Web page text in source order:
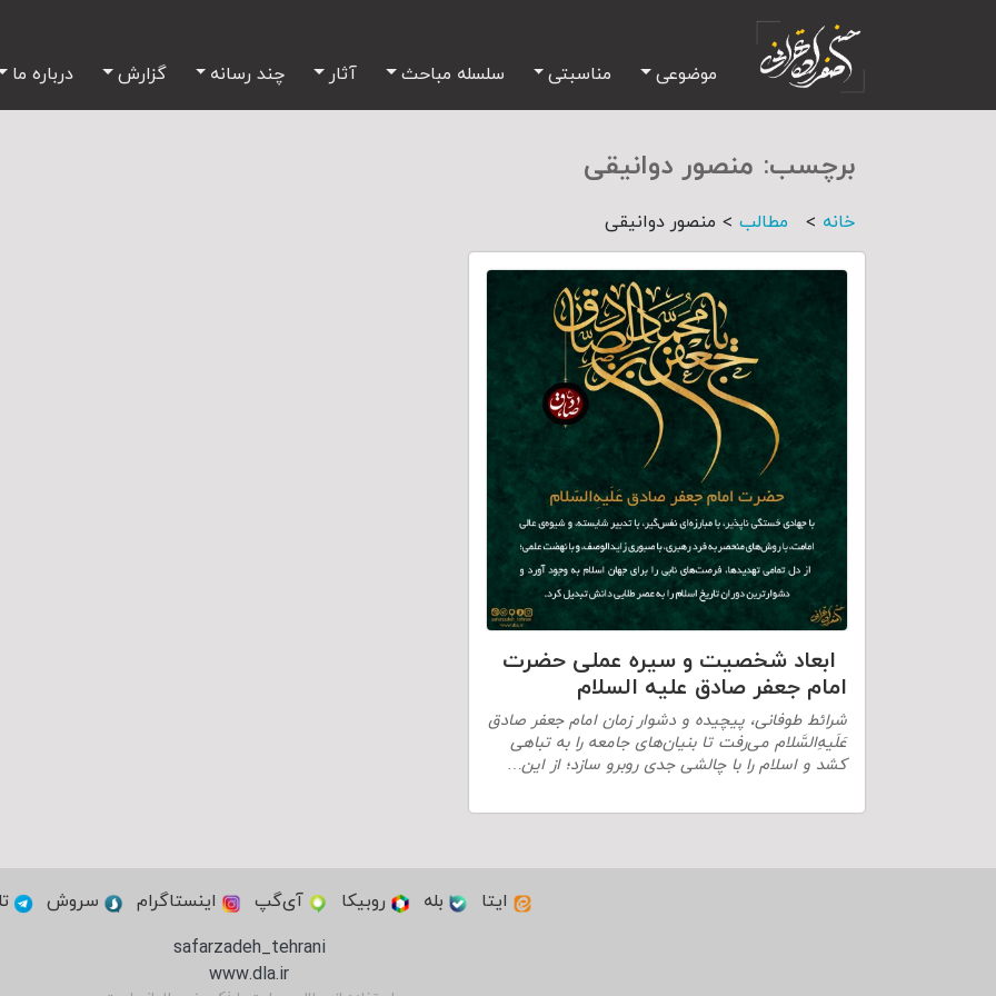
موضوعی مناسبتی سلسله مباحث آثار چند رسانه گزارش درباره ما
برچسب: منصور دوانیقی
خانه > مطالب > منصور دوانیقی
ابعاد شخصیت و سیره عملی حضرت
امام جعفر صادق علیه السلام
شرائط طوفانى، پیچیده و دشوار زمان امام جعفر صادق
عَلَیهِ‌السَّلام می‌رفت تا بنیان‌های جامعه را به تباهی
‌کشد و اسلام را با چالشی جدی روبرو سازد؛ از این…
ایتا بله روبیکا آی‌گپ اینستاگرام سروش
safarzadeh_tehrani
www.dla.ir